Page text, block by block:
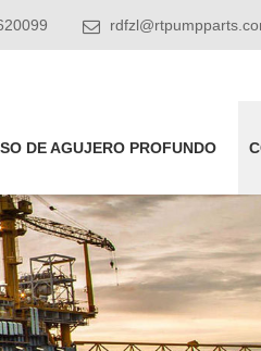
DE AGUJERO PROFUNDO